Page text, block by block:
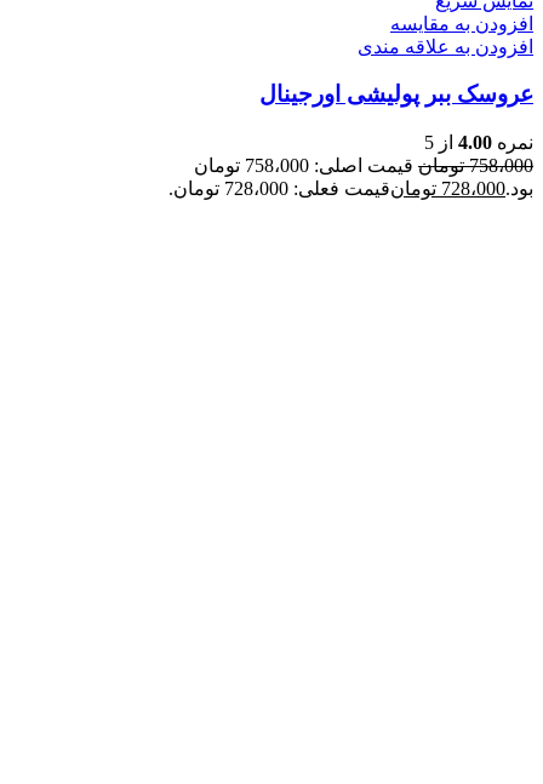
افزودن به مقایسه
افزودن به علاقه مندی
عروسک ببر پولیشی اورجينال
نمره 4.00 از 5
758،000 تومان
قیمت اصلی: 758،000 تومان
بود.728،000 تومانقیمت فعلی: 728،000 تومان.